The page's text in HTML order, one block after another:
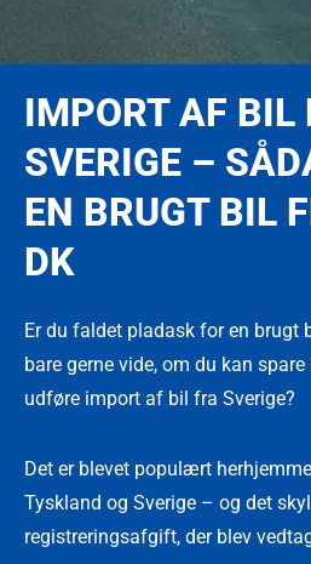
IMPORT AF BIL
SVERIGE –
EN BRUGT BIL
DK
Er du faldet pladask for en brugt
bare gerne vide, om du kan
udføre import af bil fra Sverige?
Det er blevet populært
Tyskland og Sverige – og det
registreringsafgift, der blev